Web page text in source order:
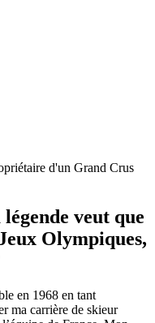
d'un Grand Crus
veut que
Olympiques,
en 1968 en tant
ma carrière de skieur